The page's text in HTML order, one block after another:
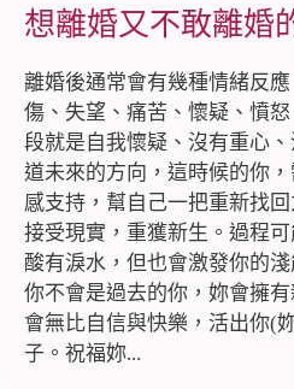
想離婚又不敢離婚
離婚後通常會有幾種情緒反
傷、失望、痛苦、懷疑、憤
段就是自我懷疑、沒有重心
道未來的方向，這時候的你
感支持，幫自己一把重新找
接受現實，重獲新生。過程
酸有淚水，但也會激發你的淺
你不會是過去的你，妳會擁
會無比自信與快樂，活出你(
子。祝福妳...